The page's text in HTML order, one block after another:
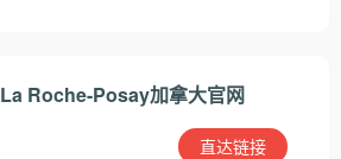
La Roche-Posay加拿大官网
直达链接